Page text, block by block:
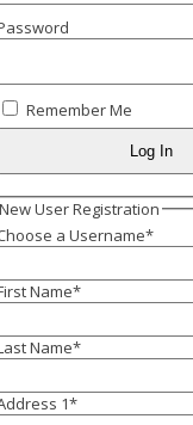
Remember Me
New User Registration
a Username*
Name*
Name*
1*